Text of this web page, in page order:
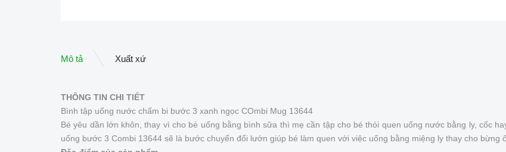
Mô tả Xuất xứ
THÔNG TIN CHI TIẾT
Bình tập uống nước chấm bi bước 3 xanh ngọc COmbi Mug 13644
Bé yêu dần lớn khôn, thay vì cho bé uống bằng bình sữa thì mẹ cần tập cho bé thói quen uống nước bằng ly, cốc
uống bước 3 Combi 13644 sẽ là bước chuyển đổi lướn giúp bé làm quen với việc uống bằng miệng ly thay cho bừng